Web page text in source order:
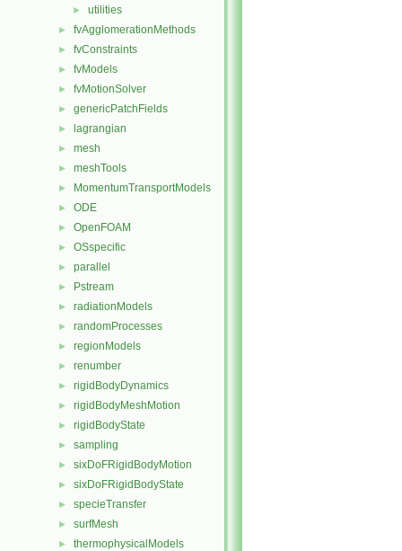
► utilities
► fvAgglomerationMethods
► fvConstraints
► fvModels
► fvMotionSolver
► genericPatchFields
► lagrangian
► mesh
► meshTools
► MomentumTransportModels
► ODE
► OpenFOAM
► OSspecific
► parallel
► Pstream
► radiationModels
► randomProcesses
► regionModels
► renumber
► rigidBodyDynamics
► rigidBodyMeshMotion
► rigidBodyState
► sampling
► sixDoFRigidBodyMotion
► sixDoFRigidBodyState
► specieTransfer
► surfMesh
► thermophysicalModels